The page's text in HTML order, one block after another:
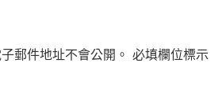
郵件地址不會公開。 必填欄位標示